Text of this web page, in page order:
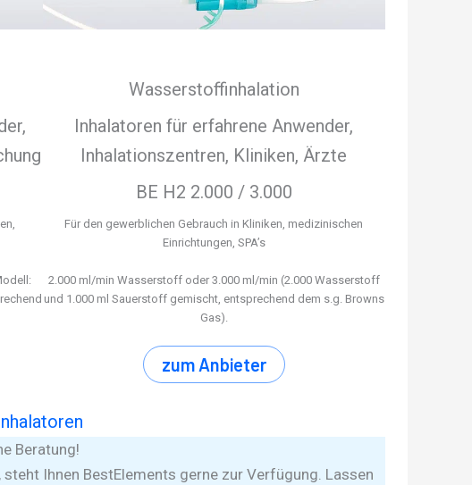
Wasserstoffinhalation
Inhalatoren für erfahrene Anwender,
Inhalationszentren, Kliniken, Ärzte
BE H2 2.000 / 3.000
Für den gewerblichen Gebrauch in Kliniken, medizinischen
Einrichtungen, SPA’s
2.000 ml/min Wasserstoff oder 3.000 ml/min (2.000 Wasserstoff
und 1.000 ml Sauerstoff gemischt, entsprechend dem s.g. Browns
Gas).
zum Anbieter
Beratung!
Ihnen BestElements gerne zur Verfügung. Lassen